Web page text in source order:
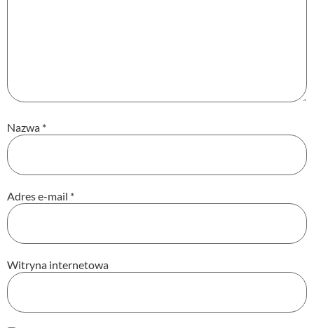
Nazwa *
Adres e-mail *
Witryna internetowa